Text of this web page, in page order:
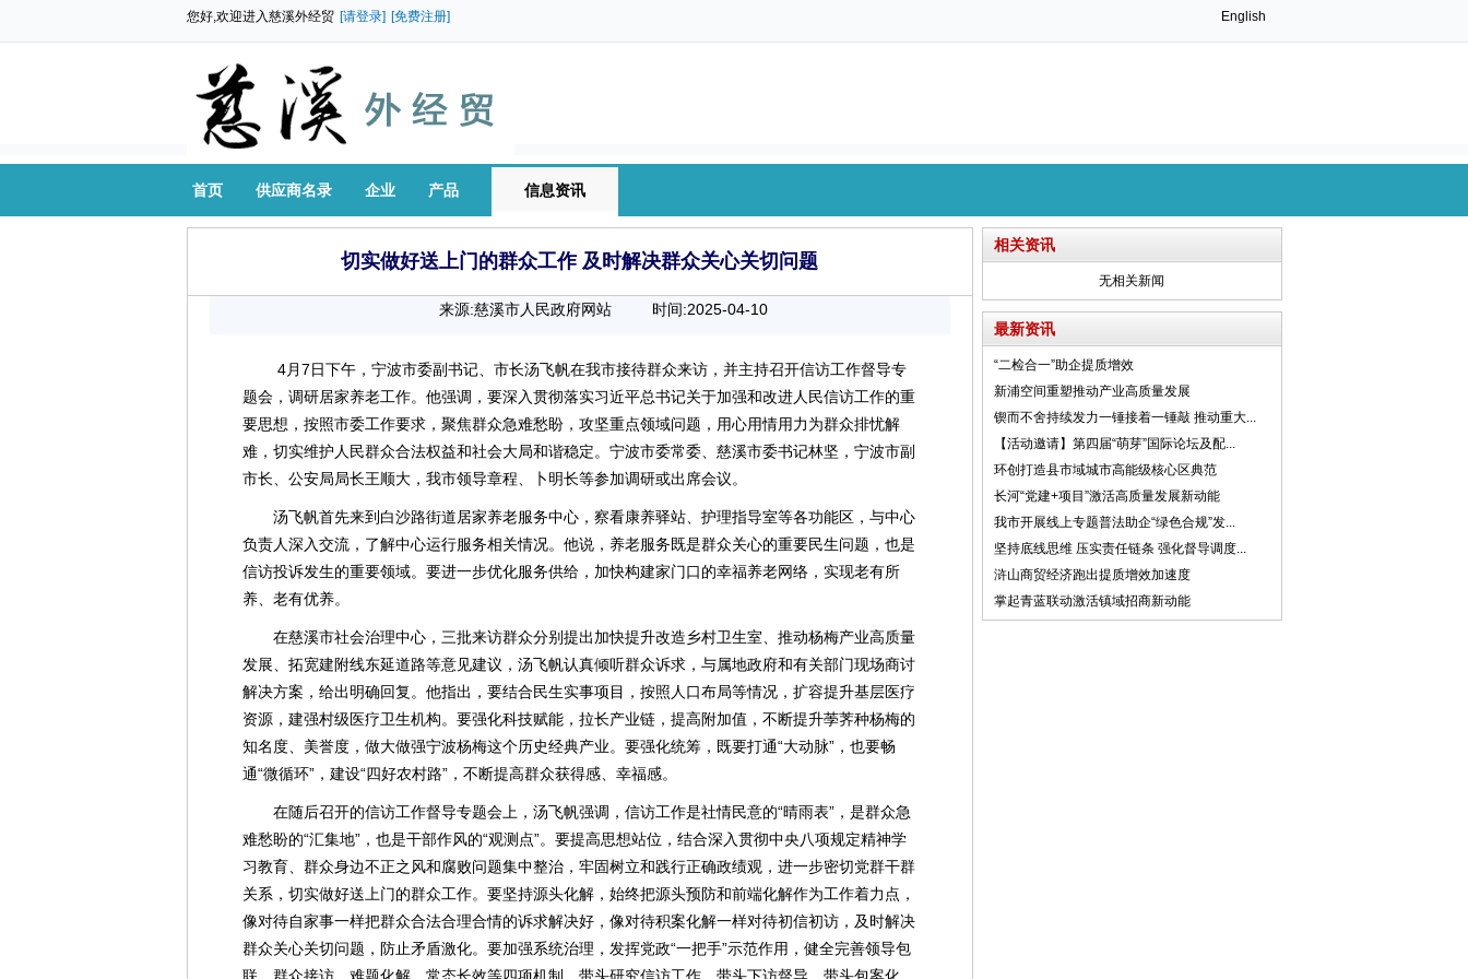
您好,欢迎进入慈溪外经贸 [请登录] [免费注册] English
首页 供应商名录 企业 产品 信息资讯
切实做好送上门的群众工作 及时解决群众关心关切问题
来源:慈溪市人民政府网站
时间:2025-04-10
4月7日下午，宁波市委副书记、市长汤飞帆在我市接待群众来访，并主持召开信访工作督导专
题会，调研居家养老工作。他强调，要深入贯彻落实习近平总书记关于加强和改进人民信访工作的重
要思想，按照市委工作要求，聚焦群众急难愁盼，攻坚重点领域问题，用心用情用力为群众排忧解
难，切实维护人民群众合法权益和社会大局和谐稳定。宁波市委常委、慈溪市委书记林坚，宁波市副
市长、公安局局长王顺大，我市领导章程、卜明长等参加调研或出席会议。
汤飞帆首先来到白沙路街道居家养老服务中心，察看康养驿站、护理指导室等各功能区，与中心
负责人深入交流，了解中心运行服务相关情况。他说，养老服务既是群众关心的重要民生问题，也是
信访投诉发生的重要领域。要进一步优化服务供给，加快构建家门口的幸福养老网络，实现老有所
养、老有优养。
在慈溪市社会治理中心，三批来访群众分别提出加快提升改造乡村卫生室、推动杨梅产业高质量
发展、拓宽建附线东延道路等意见建议，汤飞帆认真倾听群众诉求，与属地政府和有关部门现场商讨
解决方案，给出明确回复。他指出，要结合民生实事项目，按照人口布局等情况，扩容提升基层医疗
资源，建强村级医疗卫生机构。要强化科技赋能，拉长产业链，提高附加值，不断提升荸荠种杨梅的
知名度、美誉度，做大做强宁波杨梅这个历史经典产业。要强化统筹，既要打通“大动脉”，也要畅
通“微循环”，建设“四好农村路”，不断提高群众获得感、幸福感。
在随后召开的信访工作督导专题会上，汤飞帆强调，信访工作是社情民意的“晴雨表”，是群众急
难愁盼的“汇集地”，也是干部作风的“观测点”。要提高思想站位，结合深入贯彻中央八项规定精神学
习教育、群众身边不正之风和腐败问题集中整治，牢固树立和践行正确政绩观，进一步密切党群干群
关系，切实做好送上门的群众工作。要坚持源头化解，始终把源头预防和前端化解作为工作着力点，
像对待自家事一样把群众合法合理合情的诉求解决好，像对待积案化解一样对待初信初访，及时解决
群众关心关切问题，防止矛盾激化。要加强系统治理，发挥党政“一把手”示范作用，健全完善领导包
相关资讯
无相关新闻
最新资讯
“二检合一”助企提质增效
新浦空间重塑推动产业高质量发展
锲而不舍持续发力一锤接着一锤敲 推动重大...
【活动邀请】第四届“萌芽”国际论坛及配...
环创打造县市域城市高能级核心区典范
长河“党建+项目”激活高质量发展新动能
我市开展线上专题普法助企“绿色合规”发...
坚持底线思维 压实责任链条 强化督导调度...
浒山商贸经济跑出提质增效加速度
掌起青蓝联动激活镇域招商新动能